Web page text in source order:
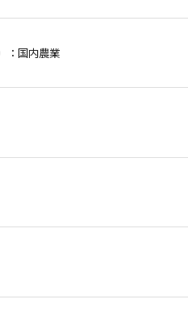
：国内農業